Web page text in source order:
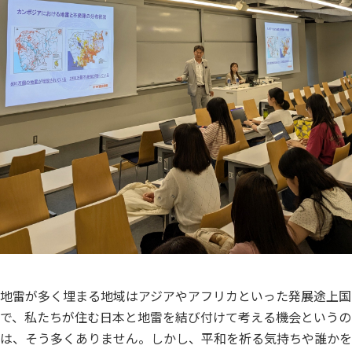
地雷が多く埋まる地域はアジアやアフリカといった発展途上国
で、私たちが住む日本と地雷を結び付けて考える機会というの
は、そう多くありません。しかし、平和を祈る気持ちや誰かを